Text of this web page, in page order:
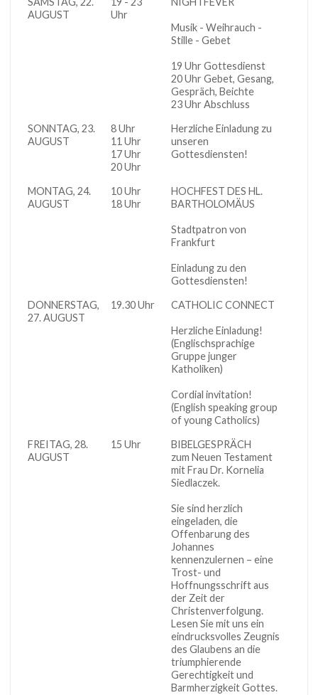
AUGUST
Uhr
Musik - Weihrauch -
Stille - Gebet
19 Uhr Gottesdienst
20 Uhr Gebet, Gesang,
Gespräch, Beichte
23 Uhr Abschluss
SONNTAG, 23.
AUGUST
8 Uhr
11 Uhr
17 Uhr
20 Uhr
Herzliche Einladung zu
unseren
Gottesdiensten!
MONTAG, 24.
AUGUST
10 Uhr
18 Uhr
HOCHFEST DES HL.
BARTHOLOMÄUS
Stadtpatron von
Frankfurt
Einladung zu den
Gottesdiensten!
DONNERSTAG,
27. AUGUST
19.30 Uhr CATHOLIC CONNECT
Herzliche Einladung!
(Englischsprachige
Gruppe junger
Katholiken)
Cordial invitation!
(English speaking group
of young Catholics)
FREITAG, 28.
AUGUST
15 Uhr
BIBELGESPRÄCH
zum Neuen Testament
mit Frau Dr. Kornelia
Siedlaczek.
Sie sind herzlich
eingeladen, die
Offenbarung des
Johannes
kennenzulernen – eine
Trost- und
Hoffnungsschrift aus
der Zeit der
Christenverfolgung.
Lesen Sie mit uns ein
eindrucksvolles Zeugnis
des Glaubens an die
triumphierende
Gerechtigkeit und
Barmherzigkeit Gottes.